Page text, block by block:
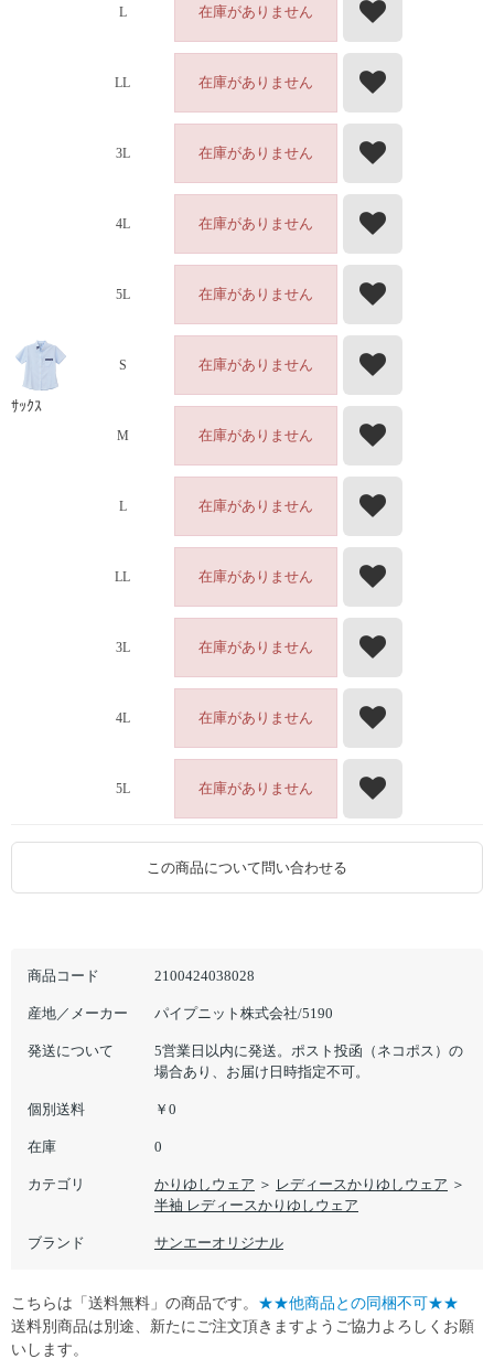
商品コード 2100424038028
産地／メーカー パイプニット株式会社/5190
発送について
5営業日以内に発送。ポスト投函（ネコポス）の
場合あり、お届け日時指定不可。
個別送料 ￥0
在庫 0
カテゴリ かりゆしウェア ＞ レディースかりゆしウェア ＞
半袖 レディースかりゆしウェア
ブランド サンエーオリジナル
L 在庫がありません
LL 在庫がありません
3L 在庫がありません
4L 在庫がありません
5L 在庫がありません
ｻｯｸｽ
S 在庫がありません
M 在庫がありません
L 在庫がありません
LL 在庫がありません
3L 在庫がありません
4L 在庫がありません
5L 在庫がありません
この商品について問い合わせる
こちらは「送料無料」の商品です。 ★★他商品との同梱不可★★
送料別商品は別途、新たにご注文頂きますようご協力よろしくお願
いします。